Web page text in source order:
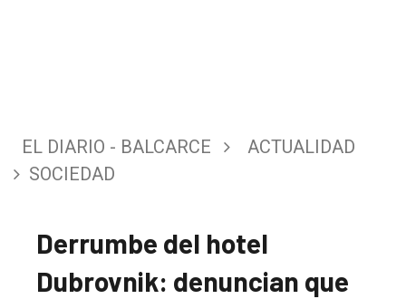
EL DIARIO - BALCARCE
ACTUALIDAD
SOCIEDAD
Derrumbe del hotel
Dubrovnik: denuncian que